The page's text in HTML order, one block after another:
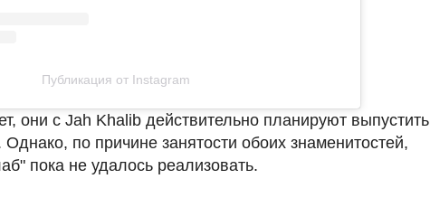
Публикация от Instagram
они с Jah Khalib действительно планируют выпустить
Однако, по причине занятости обоих знаменитостей,
пока не удалось реализовать.